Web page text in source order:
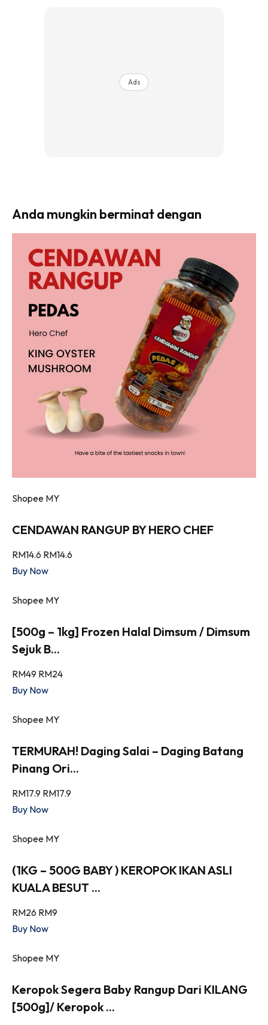
Ads
Anda mungkin berminat dengan
Shopee MY
CENDAWAN RANGUP BY HERO CHEF
RM14.6 RM14.6
Buy Now
Shopee MY
[500g – 1kg] Frozen Halal Dimsum / Dimsum
Sejuk B...
RM49 RM24
Buy Now
Shopee MY
TERMURAH! Daging Salai – Daging Batang
Pinang Ori...
RM17.9 RM17.9
Buy Now
Shopee MY
(1KG – 500G BABY ) KEROPOK IKAN ASLI
KUALA BESUT ...
RM26 RM9
Buy Now
Shopee MY
Keropok Segera Baby Rangup Dari KILANG
[500g]/ Keropok ...